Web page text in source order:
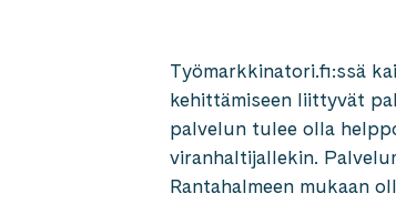
Työmarkkinatori.fi:ssä
kehittämiseen liittyvät
palvelun tulee olla
viranhaltijallekin.
Rantahalmeen mukaan